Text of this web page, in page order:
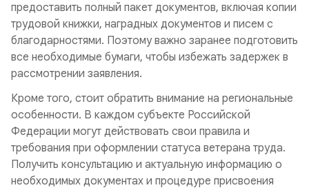
предоставить полный пакет документов, включая копии
трудовой книжки, наградных документов и писем с
благодарностями. Поэтому важно заранее подготовить
все необходимые бумаги, чтобы избежать задержек в
рассмотрении заявления.
Кроме того, стоит обратить внимание на региональные
особенности. В каждом субъекте Российской
Федерации могут действовать свои правила и
требования при оформлении статуса ветерана труда.
Получить консультацию и актуальную информацию о
необходимых документах и процедуре присвоения